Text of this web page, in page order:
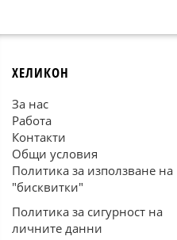
ХЕЛИКОН
За нас
Работа
Контакти
Общи условия
Политика за използване на
"бисквитки"
Политика за сигурност на
личните данни